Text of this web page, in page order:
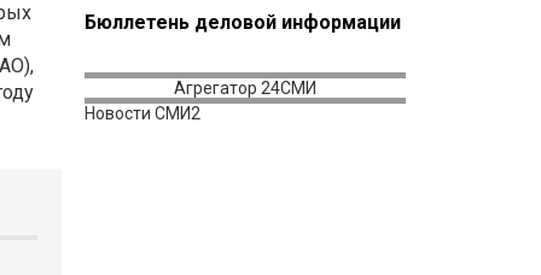
Бюллетень деловой информации
Агрегатор 24СМИ
Новости СМИ2